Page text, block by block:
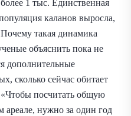
1 тыс. Единственная
каланов выросла,
такая динамика
объяснить пока не
дополнительные
сколько сейчас обитает
посчитать общую
ареале, нужно за один год